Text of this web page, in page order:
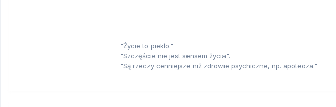
"Życie to piekło."
"Szczęście nie jest sensem życia".
"Są rzeczy cenniejsze niż zdrowie psychiczne, np. apoteoza."